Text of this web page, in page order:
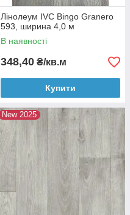
Лінолеум IVC Bingo Granero
593, ширина 4,0 м
В наявності
348,40 ₴/кв.м
Купити
New 2025